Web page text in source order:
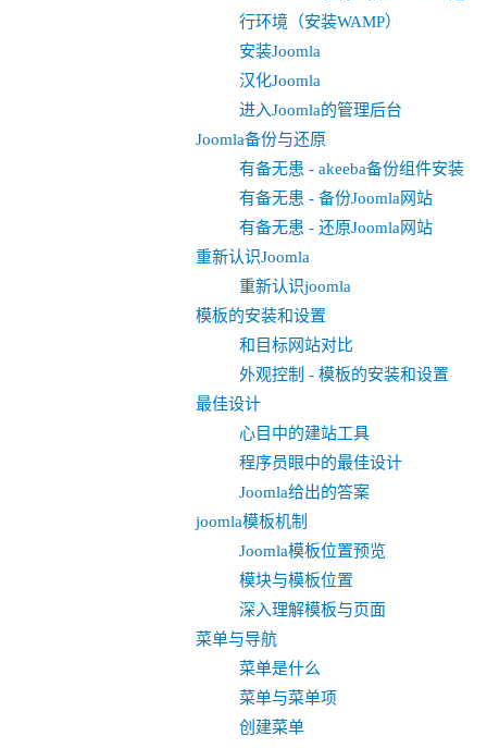
行环境（安装WAMP）
安装Joomla
汉化Joomla
进入Joomla的管理后台
Joomla备份与还原
有备无患 - akeeba备份组件安装
有备无患 - 备份Joomla网站
有备无患 - 还原Joomla网站
重新认识Joomla
重新认识joomla
模板的安装和设置
和目标网站对比
外观控制 - 模板的安装和设置
最佳设计
心目中的建站工具
程序员眼中的最佳设计
Joomla给出的答案
joomla模板机制
Joomla模板位置预览
模块与模板位置
深入理解模板与页面
菜单与导航
菜单是什么
菜单与菜单项
创建菜单